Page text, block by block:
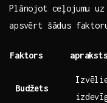
Plānojot‍ ceļojumu
apsvērt šādus
Faktors apraksts
Budžets